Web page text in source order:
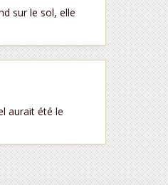
sur le sol, elle
aurait été le